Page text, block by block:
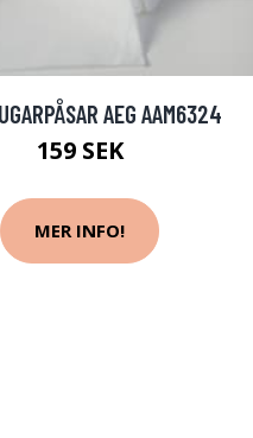
AEG AAM6324
159 SEK
MER INFO!